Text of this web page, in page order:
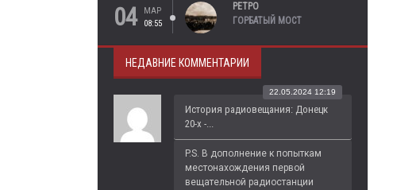
04
МАР
08:55
РЕТРО
ГОРБАТЫЙ МОСТ
НЕДАВНИЕ КОММЕНТАРИИ
История радиовещания: Донецк
20-х -...
22.05.2024 12:19
P.S. В дополнение к попыткам
местонахождения первой
вещательной радиостанции